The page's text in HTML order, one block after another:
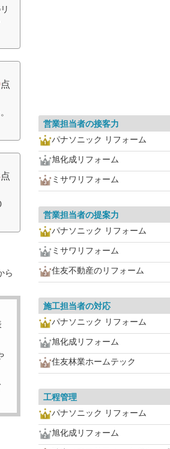
点
点
ら
営業担当者の接客力
パナソニック リフォーム
旭化成リフォーム
ミサワリフォーム
営業担当者の提案力
パナソニック リフォーム
ミサワリフォーム
住友不動産のリフォーム
施工担当者の対応
パナソニック リフォーム
旭化成リフォーム
住友林業ホームテック
工程管理
パナソニック リフォーム
旭化成リフォーム